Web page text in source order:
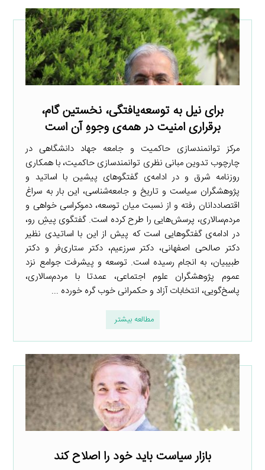
برای نیل به توسعه‌یافتگی، نخستین گام،
برقراری امنیت در همه‌ی وجوهِ آن است
مرکز توانمندسازی حاکمیت و جامعه جهاد دانشگاهی در
چارچوب تدوین مبانی نظری توانمندسازی حاکمیت، با همکاری
روزنامه شرق و در ادامه‌ی گفتگوهای پیشین با اساتید و
پژوهشگران سیاست و تاریخ و جامعه‌شناسی، این بار به سراغ
اقتصاددانان رفته و از نسبت میان توسعه، دموکراسی‌ خواهی و
مردم‌سالاری، پرسش‌هایی را طرح کرده است. گفتگوی پیشِ رو،
در ادامه‌ی گفتگوهایی است که پیش از این با اساتیدی نظیر
دکتر صالحی اصفهانی، دکتر سرزعیم، دکتر ستاری‌فر و دکتر
طبیبیان، به انجام رسیده است. توسعه و پیشرفت جوامع نزد
عموم پژوهشگران علوم اجتماعی، عمدتا با مردم‌سالاری،
پاسخ‌گویی، انتخابات آزاد و حکمرانی خوب گره خورده ...
مطالعه بیشتر
بازار سیاست باید خود را اصلاح کند